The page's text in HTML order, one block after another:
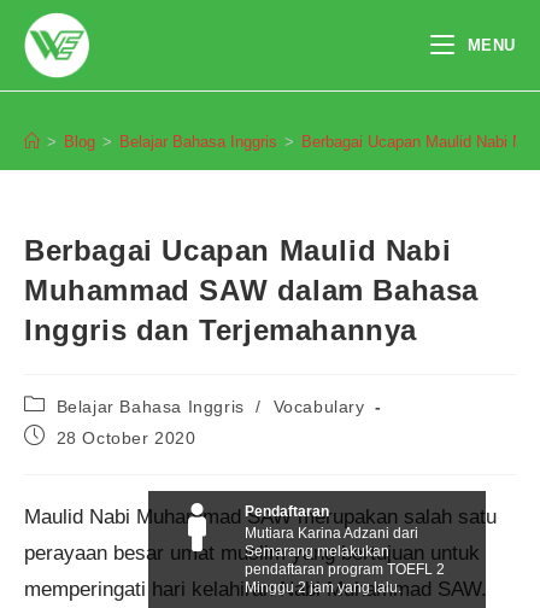
content
MENU
> Blog > Belajar Bahasa Inggris > Berbagai Ucapan Maulid Nabi
Berbagai Ucapan Maulid Nabi
Muhammad SAW dalam Bahasa
Inggris dan Terjemahannya
Post
category:
Belajar Bahasa Inggris /
Vocabulary
Post28 October 2020
Maulid Nabi Muhammad SAW merupakan salah satu
perayaan besar umat muslim yang bertujuan untuk
memperingati hari kelahiran Nabi Muhammad SAW.
Pendaftaran
Mutiara Karina Adzani dari
Semarang melakukan
pendaftaran program TOEFL 2
Minggu 2 jam yang lalu.